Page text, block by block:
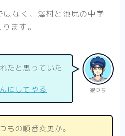
なく、澤村と池尻の中学
ます。
銀づち
たと思っていた
にしてやる
もの順番変更か。